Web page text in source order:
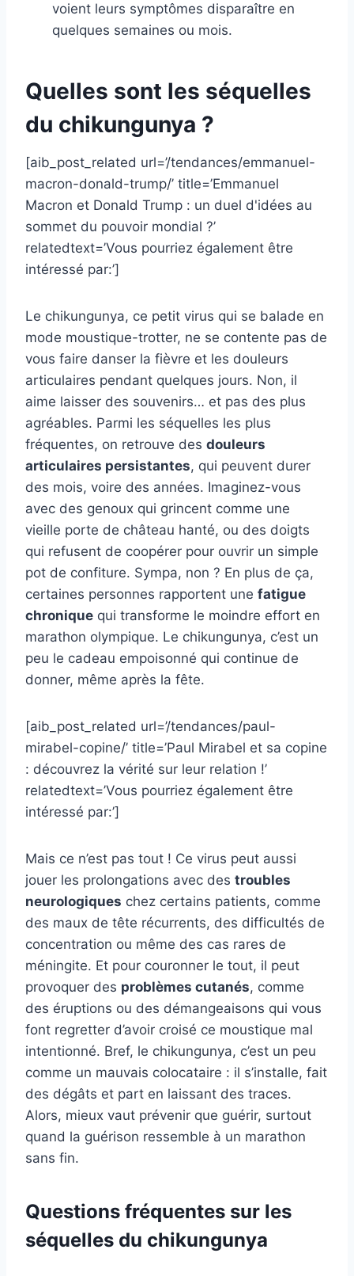
voient leurs symptômes disparaître en
quelques semaines ou mois.
Quelles sont les séquelles
du chikungunya ?
[aib_post_related url=’/tendances/emmanuel-
macron-donald-trump/’ title=’Emmanuel
Macron et Donald Trump : un duel d'idées au
sommet du pouvoir mondial ?’
relatedtext=’Vous pourriez également être
intéressé par:’]
Le chikungunya, ce petit virus qui se balade en
mode moustique-trotter, ne se contente pas de
vous faire danser la fièvre et les douleurs
articulaires pendant quelques jours. Non, il
aime laisser des souvenirs… et pas des plus
agréables. Parmi les séquelles les plus
fréquentes, on retrouve des douleurs
articulaires persistantes, qui peuvent durer
des mois, voire des années. Imaginez-vous
avec des genoux qui grincent comme une
vieille porte de château hanté, ou des doigts
qui refusent de coopérer pour ouvrir un simple
pot de confiture. Sympa, non ? En plus de ça,
certaines personnes rapportent une fatigue
chronique qui transforme le moindre effort en
marathon olympique. Le chikungunya, c’est un
peu le cadeau empoisonné qui continue de
donner, même après la fête.
[aib_post_related url=’/tendances/paul-
mirabel-copine/’ title=’Paul Mirabel et sa copine
: découvrez la vérité sur leur relation !’
relatedtext=’Vous pourriez également être
intéressé par:’]
Mais ce n’est pas tout ! Ce virus peut aussi
jouer les prolongations avec des troubles
neurologiques chez certains patients, comme
des maux de tête récurrents, des difficultés de
concentration ou même des cas rares de
méningite. Et pour couronner le tout, il peut
provoquer des problèmes cutanés, comme
des éruptions ou des démangeaisons qui vous
font regretter d’avoir croisé ce moustique mal
intentionné. Bref, le chikungunya, c’est un peu
comme un mauvais colocataire : il s’installe, fait
des dégâts et part en laissant des traces.
Alors, mieux vaut prévenir que guérir, surtout
quand la guérison ressemble à un marathon
sans fin.
Questions fréquentes sur les
séquelles du chikungunya